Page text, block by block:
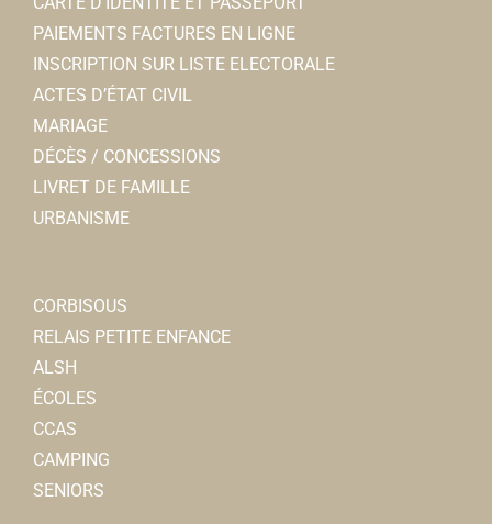
PAIEMENTS FACTURES EN LIGNE
INSCRIPTION SUR LISTE ELECTORALE
ACTES D’ÉTAT CIVIL
MARIAGE
DÉCÈS / CONCESSIONS
LIVRET DE FAMILLE
URBANISME
CORBISOUS
RELAIS PETITE ENFANCE
ALSH
ÉCOLES
CCAS
CAMPING
SENIORS